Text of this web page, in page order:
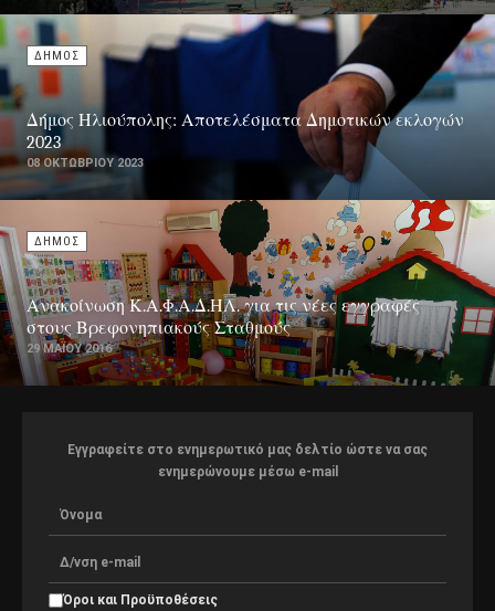
ΔΗΜΟΣ
Δήμος Ηλιούπολης: Αποτελέσματα Δημοτικών εκλογών
2023
08 ΟΚΤΩΒΡΊΟΥ 2023
ΔΗΜΟΣ
Ανακοίνωση Κ.Α.Φ.Α.Δ.ΗΛ. για τις νέες εγγραφές
στους Βρεφονηπιακούς Σταθμούς
29 ΜΑΪ́ΟΥ 2016
Εγγραφείτε στο ενημερωτικό μας δελτίο ώστε να σας
ενημερώνουμε μέσω e-mail
Όροι και Προϋποθέσεις